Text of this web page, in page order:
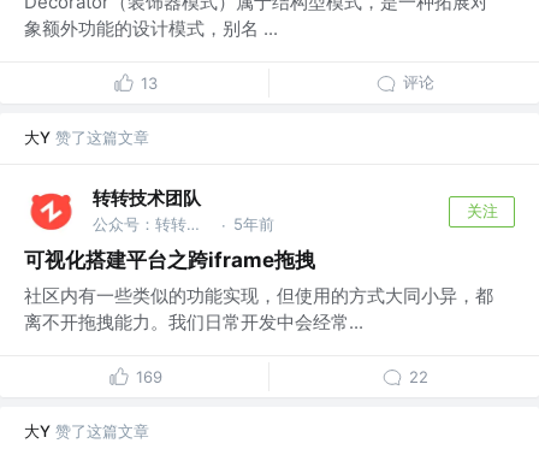
象额外功能的设计模式，别名 ...
13 评论
大Y 赞了这篇文章
转转技术团队
公众号：转转技术 · 5年前
关注
可视化搭建平台之跨iframe拖拽
社区内有一些类似的功能实现，但使用的方式大同小异，都
离不开拖拽能力。我们日常开发中会经常...
169 22
大Y 赞了这篇文章